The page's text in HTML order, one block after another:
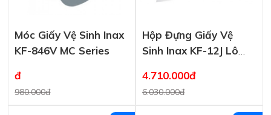
Móc Giấy Vệ Sinh Inax
KF-846V MC Series
đ
980.000đ
Hộp Đựng Giấy Vệ
Sinh Inax KF-12J Lô
4.710.000đ
6.030.000đ